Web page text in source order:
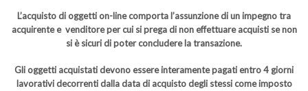
L’acquisto di oggetti on-line comporta l’assunzione di un impegno tra
acquirente e venditore per cui si prega di non effettuare acquisti se non
si è sicuri di poter concludere la transazione.
Gli oggetti acquistati devono essere interamente pagati entro 4 giorni
lavorativi decorrenti dalla data di acquisto degli stessi come imposto